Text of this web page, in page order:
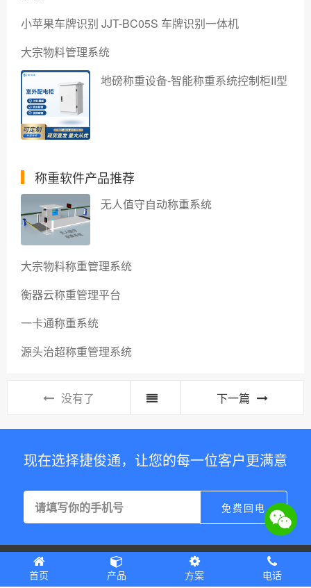
小苹果车牌识别 JJT-BC05S 车牌识别一体机
大宗物料管理系统
地磅称重设备-智能称重系统控制柜II型
称重软件产品推荐
无人值守自动称重系统
大宗物料称重管理系统
衡器云称重管理平台
一卡通称重系统
源头治超称重管理系统
没有了 下一篇
现在选择捷俊通，让您的每一位客户更满意
Copyright © 2012-2022 深圳市捷俊通智慧物联有限公司 版权所有
Powered by
首页 产品 方案 电话